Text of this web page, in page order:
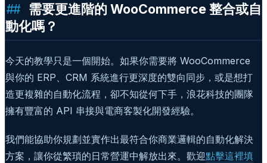
需要更進階的 WooCommerce 整合或自
動化嗎？
今天的教學只是一個開始。如果你需要將 WooCommerce
與你的 ERP、CRM 系統進行更深度的雙向同步，或是想打
造更複雜的自動化流程，卻不知從何下手，浪花科技的團隊
擁有豐富的 API 串接與電商客製化開發經驗。
我們能協助你規劃並實作出最符合你商業邏輯的自動化解決
方案，讓你從繁瑣的日常營運中解放出來。歡迎點擊這裡填